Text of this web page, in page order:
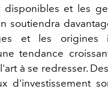
et les
soutiendra
et les origines
tendance
à se redresser.
d'investissement